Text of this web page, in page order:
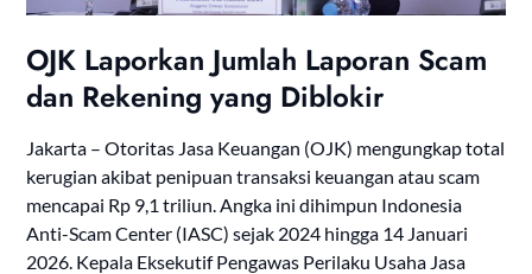
OJK Laporkan Jumlah Laporan Scam
dan Rekening yang Diblokir
Jakarta – Otoritas Jasa Keuangan (OJK) mengungkap total
kerugian akibat penipuan transaksi keuangan atau scam
mencapai Rp 9,1 triliun. Angka ini dihimpun Indonesia
Anti-Scam Center (IASC) sejak 2024 hingga 14 Januari
2026. Kepala Eksekutif Pengawas Perilaku Usaha Jasa